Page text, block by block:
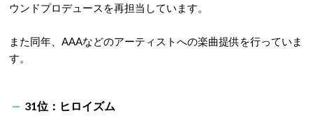
ウンドプロデュースを再担当しています。
また同年、AAAなどのアーティストへの楽曲提供を行っていま
す。
31位：ヒロイズム